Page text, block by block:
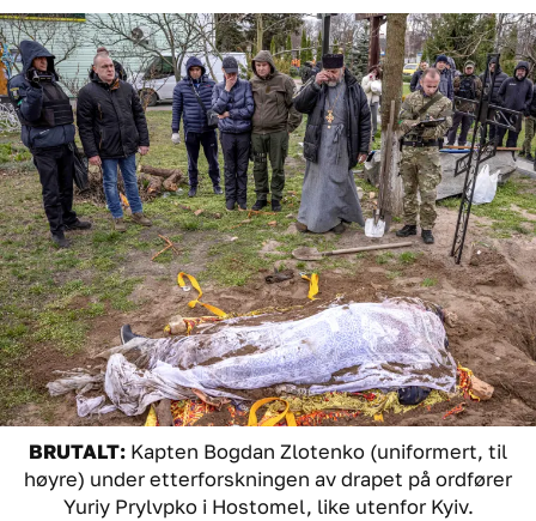
BRUTALT: Kapten Bogdan Zlotenko (uniformert, til
høyre) under etterforskningen av drapet på ordfører
Yuriy Prylvpko i Hostomel, like utenfor Kyiv.